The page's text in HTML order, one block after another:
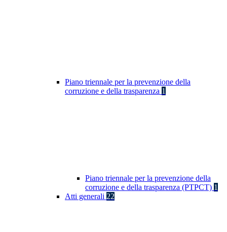
Piano triennale per la prevenzione della
corruzione e della trasparenza 1
Piano triennale per la prevenzione della
corruzione e della trasparenza (PTPCT) 1
Atti generali 22